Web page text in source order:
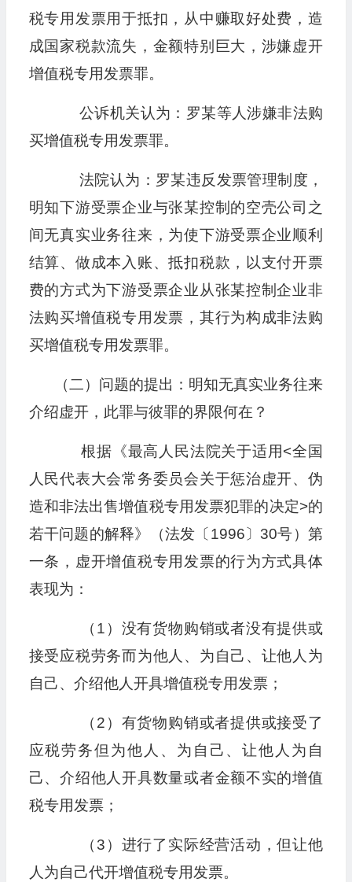
税专用发票用于抵扣，从中赚取好处费，造
成国家税款流失，金额特别巨大，涉嫌虚开
增值税专用发票罪。
公诉机关认为：罗某等人涉嫌非法购
买增值税专用发票罪。
法院认为：罗某违反发票管理制度，
明知下游受票企业与张某控制的空壳公司之
间无真实业务往来，为使下游受票企业顺利
结算、做成本入账、抵扣税款，以支付开票
费的方式为下游受票企业从张某控制企业非
法购买增值税专用发票，其行为构成非法购
买增值税专用发票罪。
（二）问题的提出：明知无真实业务往来
介绍虚开，此罪与彼罪的界限何在？
根据《最高人民法院关于适用<全国
人民代表大会常务委员会关于惩治虚开、伪
造和非法出售增值税专用发票犯罪的决定>的
若干问题的解释》（法发〔1996〕30号）第
一条，虚开增值税专用发票的行为方式具体
表现为：
（1）没有货物购销或者没有提供或
接受应税劳务而为他人、为自己、让他人为
自己、介绍他人开具增值税专用发票；
（2）有货物购销或者提供或接受了
应税劳务但为他人、为自己、让他人为自
己、介绍他人开具数量或者金额不实的增值
税专用发票；
（3）进行了实际经营活动，但让他
人为自己代开增值税专用发票。